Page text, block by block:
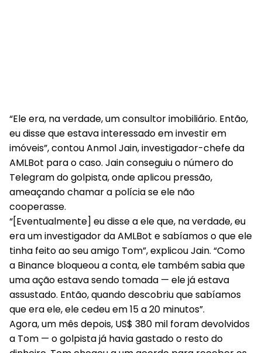
“Ele era, na verdade, um consultor imobiliário. Então,
eu disse que estava interessado em investir em
imóveis”, contou Anmol Jain, investigador-chefe da
AMLBot para o caso. Jain conseguiu o número do
Telegram do golpista, onde aplicou pressão,
ameaçando chamar a polícia se ele não
cooperasse.
“[Eventualmente] eu disse a ele que, na verdade, eu
era um investigador da AMLBot e sabíamos o que ele
tinha feito ao seu amigo Tom”, explicou Jain. “Como
a Binance bloqueou a conta, ele também sabia que
uma ação estava sendo tomada — ele já estava
assustado. Então, quando descobriu que sabíamos
que era ele, ele cedeu em 15 a 20 minutos”.
Agora, um mês depois, US$ 380 mil foram devolvidos
a Tom — o golpista já havia gastado o resto do